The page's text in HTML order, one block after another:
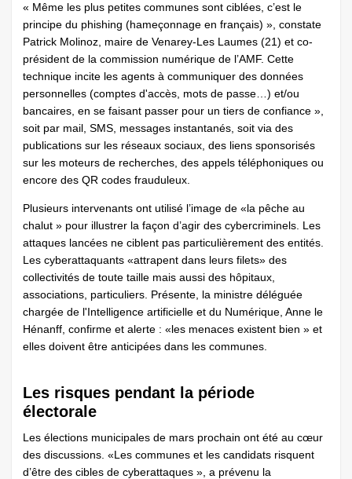
« Même les plus petites communes sont ciblées, c’est le
principe du phishing (hameçonnage en français) », constate
Patrick Molinoz, maire de Venarey-Les Laumes (21) et co-
président de la commission numérique de l’AMF. Cette
technique incite les agents à communiquer des données
personnelles (comptes d'accès, mots de passe…) et/ou
bancaires, en se faisant passer pour un tiers de confiance »,
soit par mail, SMS, messages instantanés, soit via des
publications sur les réseaux sociaux, des liens sponsorisés
sur les moteurs de recherches, des appels téléphoniques ou
encore des QR codes frauduleux.
Plusieurs intervenants ont utilisé l’image de «la pêche au
chalut » pour illustrer la façon d’agir des cybercriminels. Les
attaques lancées ne ciblent pas particulièrement des entités.
Les cyberattaquants «attrapent dans leurs filets» des
collectivités de toute taille mais aussi des hôpitaux,
associations, particuliers. Présente, la ministre déléguée
chargée de l'Intelligence artificielle et du Numérique, Anne le
Hénanff, confirme et alerte : «les menaces existent bien » et
elles doivent être anticipées dans les communes.
Les risques pendant la période
électorale
Les élections municipales de mars prochain ont été au cœur
des discussions. «Les communes et les candidats risquent
d’être des cibles de cyberattaques », a prévenu la